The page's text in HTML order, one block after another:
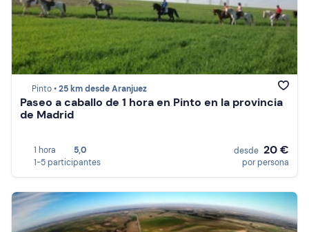
Pinto •25 km desde Aranjuez
Paseo a caballo de 1 hora en Pinto en la provincia
de Madrid
1 hora
5,0
1-5 participantes
desde 20 €
por persona